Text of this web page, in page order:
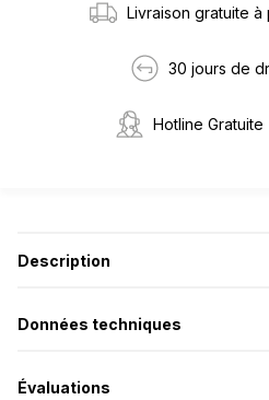
Livraison gratuite à
30 jours de
Hotline Gratuite
Description
Données techniques
Évaluations